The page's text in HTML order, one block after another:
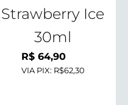
Strawberry Ice
30ml
R$64,90
VIA PIX: R$62,30